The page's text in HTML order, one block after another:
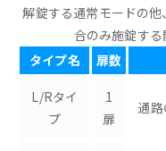
解錠する通常モードの
合のみ施錠する
タイプ名
扉数
L/Rタイ
プ
1
扉
通路